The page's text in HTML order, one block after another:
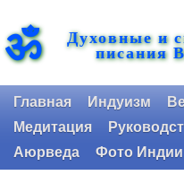
ॐ Духовные и
писания
Главная Индуизм
Медитация
Аюрведа
Фото Индии